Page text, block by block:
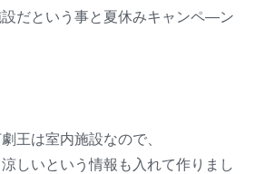
だという事と夏休みキャンペ―ン
王は室内施設なので、
しいという情報も入れて作りまし